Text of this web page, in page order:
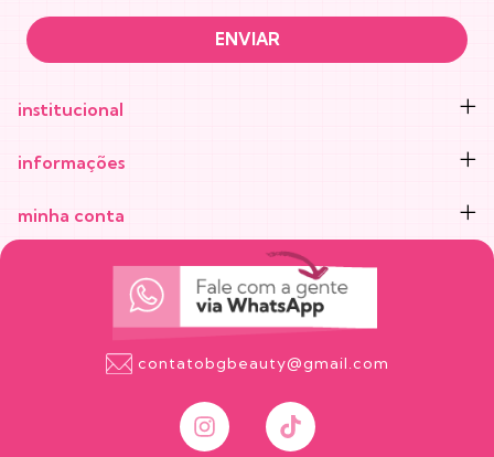
institucional
informações
minha conta
contatobgbeauty@gmail.com